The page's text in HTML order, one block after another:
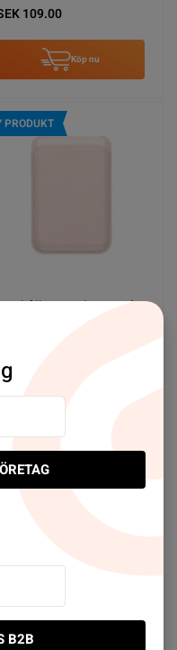
109.00
Köp nu
PRODUKT
med Magsafe
PRODUKT
med Magsafe
B2B